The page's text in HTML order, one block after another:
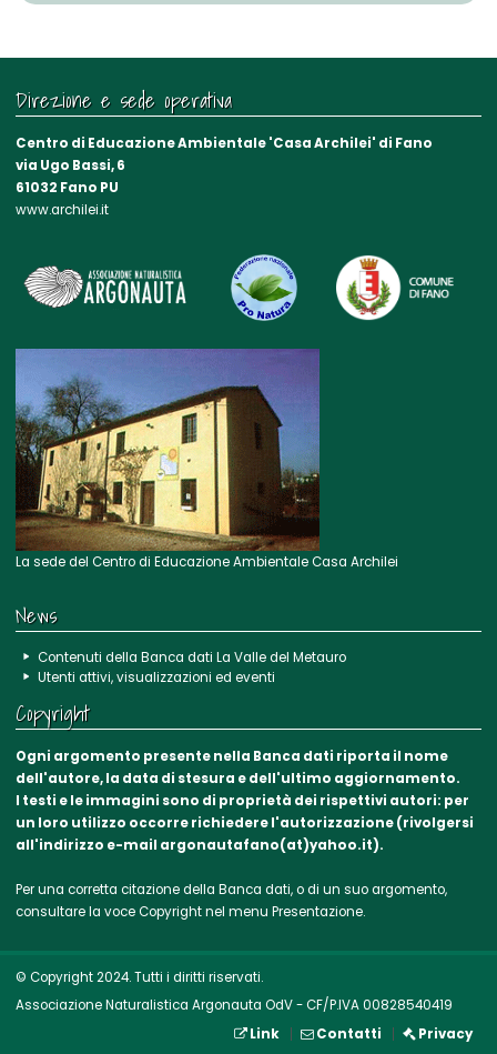
Direzione e sede operativa
Centro di Educazione Ambientale 'Casa Archilei' di Fano
via Ugo Bassi, 6
61032 Fano PU
www.archilei.it
La sede del Centro di Educazione Ambientale Casa Archilei
News
Contenuti della Banca dati La Valle del Metauro
Utenti attivi, visualizzazioni ed eventi
Copyright
Ogni argomento presente nella Banca dati riporta il nome
dell'autore, la data di stesura e dell'ultimo aggiornamento.
I testi e le immagini sono di proprietà dei rispettivi autori: per
un loro utilizzo occorre richiedere l'autorizzazione (rivolgersi
all'indirizzo e-mail argonautafano(at)yahoo.it).
Per una corretta citazione della Banca dati, o di un suo argomento,
consultare la voceCopyrightnel menu Presentazione.
© Copyright 2024. Tutti i diritti riservati.
Associazione Naturalistica Argonauta OdV - CF/P.IVA 00828540419
Link
Contatti Privacy